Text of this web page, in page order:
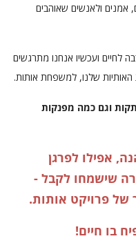
ולאנשים שאוהבים
לחיים ועכשיו אנחנו מתרגשים
שלנו, למשפחת אותות.
וגם כמה מפנקות
אפילו לפרגן
שישמחו לקבל -
של פרויקט אותות.
בו חיים!